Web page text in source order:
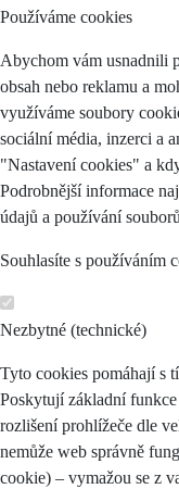
Používáme cookies
Abychom vám usnadnili
obsah nebo reklamu a
využíváme soubory
sociální média, inzerci a
"Nastavení cookies" a
Podrobnější informace
údajů a používání
Souhlasíte s používáním
Nezbytné (technické)
Tyto cookies pomáhají s
Poskytují základní funkce
rozlišení prohlížeče dle
nemůže web správně
cookie) – vymažou se z